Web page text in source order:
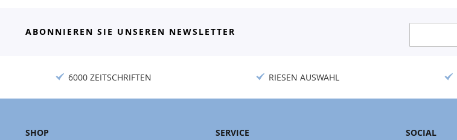
ABONNIEREN SIE UNSEREN NEWSLETTER
Newsletter:
6000 ZEITSCHRIFTEN RIESEN AUSWAHL
SHOP SERVICE SOCIAL